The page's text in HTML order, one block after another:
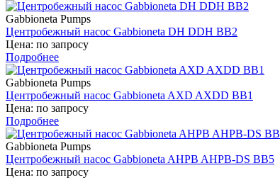
Gabbioneta Pumps
Центробежный насос Gabbioneta DH DDH BB2
Цена: по запросу
Подробнее
Gabbioneta Pumps
Центробежный насос Gabbioneta AXD AXDD BB1
Цена: по запросу
Подробнее
Gabbioneta Pumps
Центробежный насос Gabbioneta AHPB AHPB-DS BB5
Цена: по запросу